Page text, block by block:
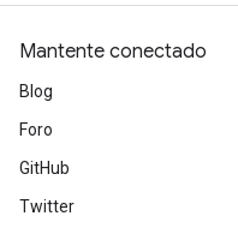
Mantente conectado
Blog
Foro
GitHub
Twitter